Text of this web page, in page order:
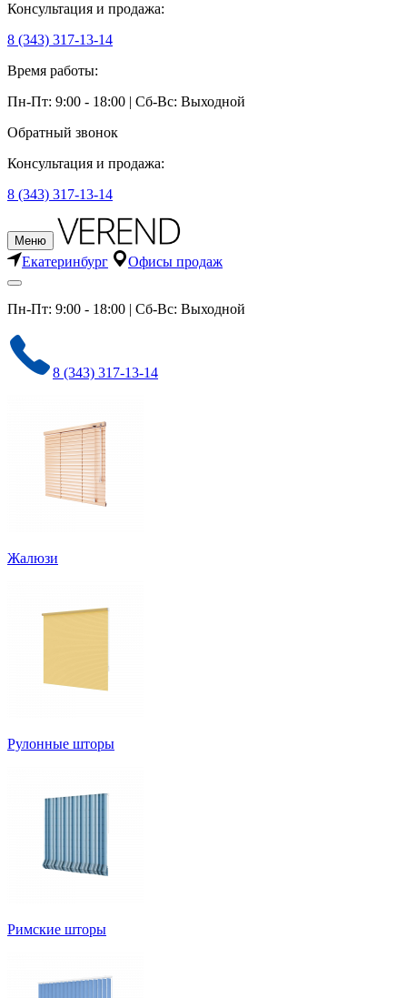
Консультация и продажа:
8 (343) 317-13-14
Время работы:
Пн-Пт: 9:00 - 18:00 | Сб-Вс: Выходной
Обратный звонок
Консультация и продажа:
8 (343) 317-13-14
Меню
Екатеринбург Офисы продаж
Пн-Пт: 9:00 - 18:00 | Сб-Вс: Выходной
8 (343) 317-13-14
Жалюзи
Рулонные шторы
Римские шторы